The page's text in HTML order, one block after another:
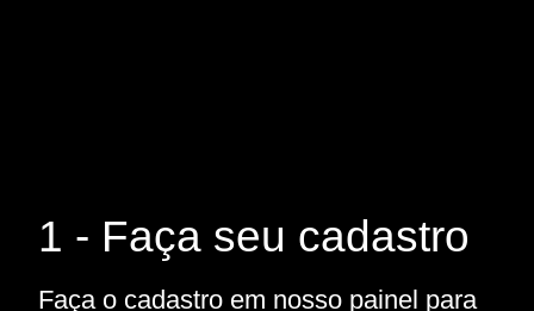
1 - Faça seu cadastro
Faça o cadastro em nosso painel para